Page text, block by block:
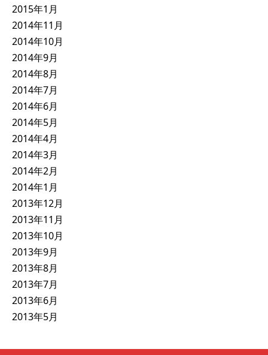
2015年1月
2014年11月
2014年10月
2014年9月
2014年8月
2014年7月
2014年6月
2014年5月
2014年4月
2014年3月
2014年2月
2014年1月
2013年12月
2013年11月
2013年10月
2013年9月
2013年8月
2013年7月
2013年6月
2013年5月